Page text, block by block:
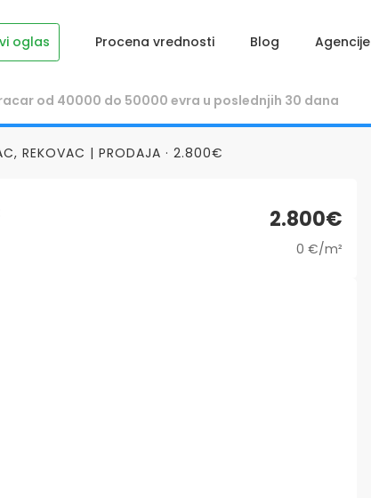
oglas Procena vrednosti Blog Agencije
REKOVAC | PRODAJA · 2.800€
2.800€
0 €/m²